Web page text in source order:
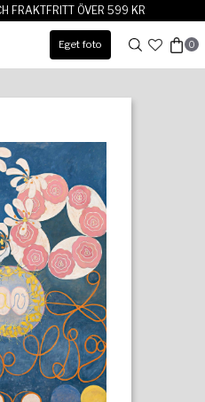
FRAKTFRITT ÖVER 599 KR
Eget foto 0